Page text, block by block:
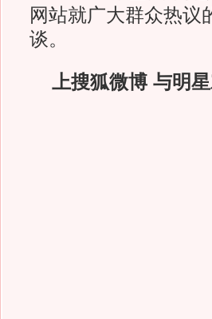
网站就广大群众热议
谈。
上搜狐微博 与明星